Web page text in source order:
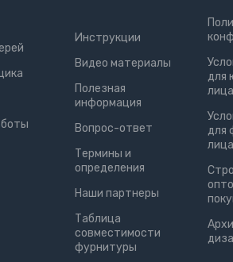
Инструкции
Видео материалы
Полезная
информация
Вопрос-ответ
Термины и
определения
Наши партнеры
Таблица
совместимости
фурнитуры
для
для